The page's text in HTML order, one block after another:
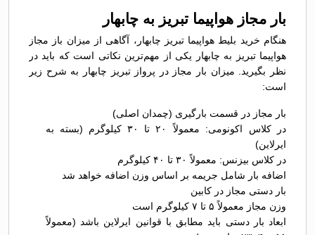
بار مجاز هواپیما تبریز به چابهار
هنگام خرید بلیط هواپیما تبریز چابهار، آگاهی از میزان باز مجاز
هواپیما تبریز به چابهار یکی از مهم‌ترین نکاتی است که باید در
نظر بگیرید. میزان بار مجاز در پرواز تبریز چابهار به شرح زیر
است:
بار مجاز در قسمت بارگیری (چمدان اصلی)
در کلاس اکونومی: معمولاً ۲۰ تا ۳۰ کیلوگرم (بسته به
ایرلاین)
در کلاس بیزنس: معمولاً ۳۰ تا ۴۰ کیلوگرم
اضافه بار شامل جریمه بر اساس وزن اضافه خواهد شد
بار دستی مجاز در کابین
وزن مجاز معمولاً ۵ تا ۷ کیلوگرم است
ابعاد بار دستی باید مطابق با قوانین ایرلاین باشد (معمولاً